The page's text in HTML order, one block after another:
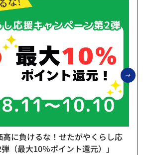
に負けるな！せたがやくらし応
（最大10％ポイント還元）」